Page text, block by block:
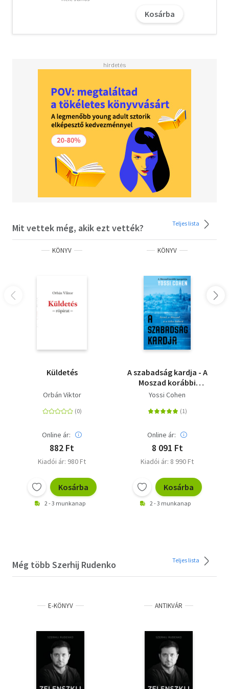
választókat, hogy véget vet a mindent behálózó
amely oly sok mindent tönkretett már Ukrajnában az
ábrándnak bizonyult - bár aligha Zelenszkij hibája, hogy
Putyin semmiképp nem akart eltűrni egy olyan független
Ukrajnát, amely nem az ő érdekeit szolgálja.
Néhány hónappal ezelőtt még úgy tűnt, Zelenszkij egy
újabb nem túl sikeres és nem túl népszerű elnök - s aztán
a háborúval minden megváltozott: most nemcsak az
ukránok, hanem az egész világ figyel minden egyes
SZERHIJ RUDENKO (sz. 1970) népszerű ukrán újságíró és
publicista. Pályafutása során számos ukrán és nyugati
24, Glavred, TVi, Deutsche Welle). 2008-ban létrehozta és
azóta is vezeti a Bukvojed nevű, könyvekkel foglalkozó
főszerkesztője.
Kosárba
Mit vettek még, akik ezt vették? Teljes lista
KÖNYV
Küldetés
Orbán Viktor
Online ár:
882 Ft
Kiadói ár: 980 Ft
Kosárba
2 - 3 munkanap
KÖNYV
A szabadság kardja - A
Moszad korábbi
igazgatója - Izrael, a
háború
Yossi Cohen
Online ár:
8 091 Ft
Kiadói ár: 8 990 Ft
Kosárba
2 - 3 munkanap
Még több Szerhij Rudenko Teljes lista
E-KÖNYV ANTIKVÁR